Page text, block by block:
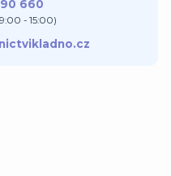
660
- 15:00)